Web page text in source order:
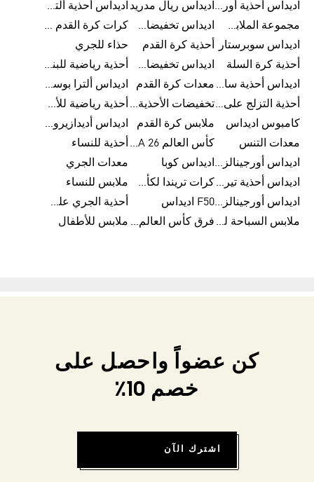
اديداس أحذية أورجينالز اديداس ريال مدريد
اديداس أحذية ألترا بوست للرجال
مجموعة الملابس الرياضية
اديداس تخفيضات للأطفال
كرات كرة القدم للرجال
اديداس سوبرستار
أحذية كرة القدم
حذاء للجري
أحذية كرة السلة
اديداس تخفيضات للرجال
أحذية رياضية للبنات
اديداس أحذية سامبا للنساء معدات كرة القدم
اديداس ألترا بوست
أحذية التزلج على اللوح للرجال
تخفيضات الأحذية للرجال
أحذية رياضية للأطفال
كامبوس اديداس
ملابس كرة القدم
اديداس أديدازيرو معدات الجري
معدات التنس
كأس العالم FIFA 26™ أحذية للنساء
اديداس أورجينالز ملابس للنساء اديداس كوبا
معدات الجري
اديداس أحذية تيريكس
كرات تريندا لكأس العالم FIFA 26™
ملابس للنساء
اديداس أورجينالز صنادل للنساءF50 اديداس
أحذية الجري على الطرق الوعرة للرجال
ملابس السباحة للنساء
فرق كأس العالم FIFA 26™ ملابس للأطفال
كن عضواً واحصل على
خصم 10٪
اشترك الآن